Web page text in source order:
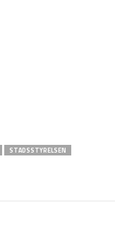
STADSSTYRELSEN